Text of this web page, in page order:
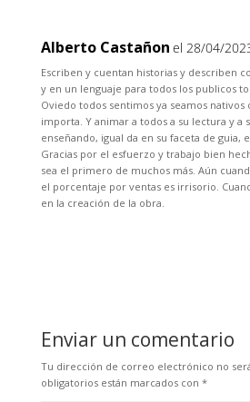
Alberto Castañon el 28/04/
Escriben y cuentan historias y describen
y en un lenguaje para todos los publicos
Oviedo todos sentimos ya seamos nativos
importa. Y animar a todos a su lectura y a
enseñando, igual da en su faceta de guia,
Gracias por el esfuerzo y trabajo bien
sea el primero de muchos más. Aún
el porcentaje por ventas es irrisorio.
en la creación de la obra.
Enviar un comentario
Tu dirección de correo electrónico no
obligatorios están marcados con *